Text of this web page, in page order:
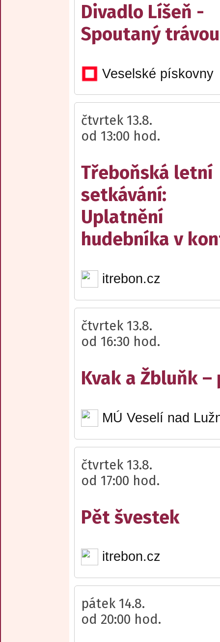
Divadlo Líšeň -
Spoutaný trávou
Veselské pískovny
čtvrtek 13.8.
od 13:00 hod.
Třeboňská letní
setkávání:
Uplatnění
hudebníka v
itrebon.cz
čtvrtek 13.8.
od 16:30 hod.
Kvak a Žbluňk –
MÚ Veselí nad
čtvrtek 13.8.
od 17:00 hod.
Pět švestek
itrebon.cz
pátek 14.8.
od 20:00 hod.